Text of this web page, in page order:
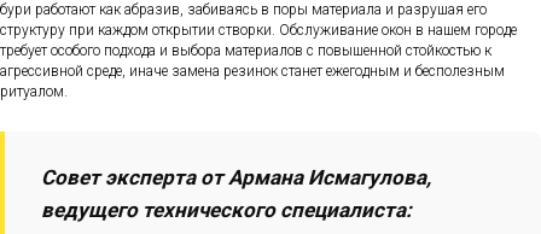
бури работают как абразив, забиваясь в поры материала и разрушая его
структуру при каждом открытии створки. Обслуживание окон в нашем городе
требует особого подхода и выбора материалов с повышенной стойкостью к
агрессивной среде, иначе замена резинок станет ежегодным и бесполезным
ритуалом.
Совет эксперта от Армана Исмагулова,
ведущего технического специалиста: